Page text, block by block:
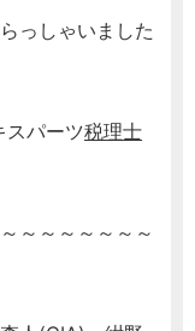
っしゃいました
ーツ税理士
～～～～～～～